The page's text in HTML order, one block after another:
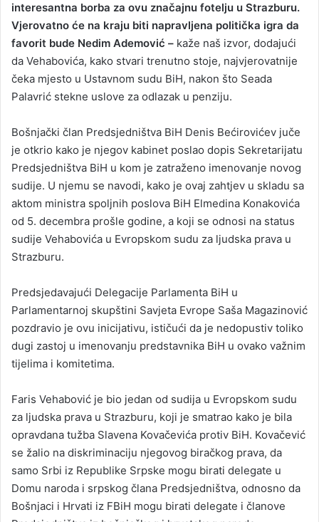
interesantna borba za ovu značajnu fotelju u Strazburu.
Vjerovatno će na kraju biti napravljena politička igra da
favorit bude Nedim Ademović – kaže naš izvor, dodajući
da Vehabovića, kako stvari trenutno stoje, najvjerovatnije
čeka mjesto u Ustavnom sudu BiH, nakon što Seada
Palavrić stekne uslove za odlazak u penziju.
Bošnjački član Predsjedništva BiH Denis Bećirovićev juče
je otkrio kako je njegov kabinet poslao dopis Sekretarijatu
Predsjedništva BiH u kom je zatraženo imenovanje novog
sudije. U njemu se navodi, kako je ovaj zahtjev u skladu sa
aktom ministra spoljnih poslova BiH Elmedina Konakovića
od 5. decembra prošle godine, a koji se odnosi na status
sudije Vehabovića u Evropskom sudu za ljudska prava u
Strazburu.
Predsjedavajući Delegacije Parlamenta BiH u
Parlamentarnoj skupštini Savjeta Evrope Saša Magazinović
pozdravio je ovu inicijativu, ističući da je nedopustiv toliko
dugi zastoj u imenovanju predstavnika BiH u ovako važnim
tijelima i komitetima.
Faris Vehabović je bio jedan od sudija u Evropskom sudu
za ljudska prava u Strazburu, koji je smatrao kako je bila
opravdana tužba Slavena Kovačevića protiv BiH. Kovačević
se žalio na diskriminaciju njegovog biračkog prava, da
samo Srbi iz Republike Srpske mogu birati delegate u
Domu naroda i srpskog člana Predsjedništva, odnosno da
Bošnjaci i Hrvati iz FBiH mogu birati delegate i članove